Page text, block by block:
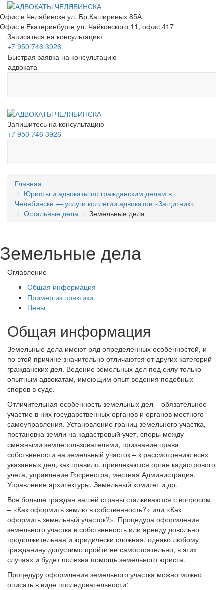
Офис в Челябинске ул. Бр.Кашириных 85А
Офис в Екатеринбурге ул. Чайковского 11, офис 417
Записаться на консультацию
+7 950 746 3926
Быстрая заявка на консультацию
адвоката
Запишитесь на консультацию
+7 950 746 3926
Главная
Юристы и адвокаты по гражданским делам в
Челябинске — услуги коллегии адвокатов «Защитник»
Остальные дела
Земельные дела
Земельные дела
Оглавление
Общая информация
Пример из практики
Цены
Общая информация
Земельные дела имеют ряд определенных особенностей, и
по этой причине значительно отличаются от других категорий
гражданских дел. Ведение земельных дел под силу только
опытным адвокатам, имеющим опыт ведения подобных
споров в суде.
Отличительная особенность земельных дел – обязательное
участие в них государственных органов и органов местного
самоуправления. Установление границ земельного участка,
постановка земли на кадастровый учет, споры между
смежными землепользователями, признание права
собственности на земельный участок – к рассмотрению всех
указанных дел, как правило, привлекаются орган кадастрового
учета, управление Росреестра, местная Администрация,
Управление архитектуры, Земельный комитет и др.
Все больше граждан нашей страны сталкиваются с вопросом
– «Как оформить землю в собственность?» или «Как
оформить земельный участок?». Процедура оформления
земельного участка в собственность или аренду довольно
продолжительная и юридически сложная, однако любому
гражданину допустимо пройти ее самостоятельно, в этих
случаях и будет полезна помощь земельного юриста.
Процедуру оформления земельного участка можно можно
описать в виде последовательности: